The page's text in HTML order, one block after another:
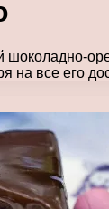
шоколадно-
на все его